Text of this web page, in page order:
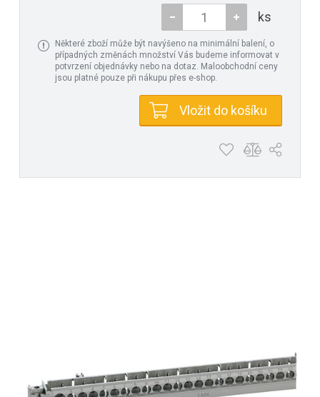
ks
Některé zboží může být navýšeno na minimální balení, o
případných změnách množství Vás budeme informovat v
potvrzení objednávky nebo na dotaz. Maloobchodní ceny
jsou platné pouze při nákupu přes e-shop.
Vložit do košíku